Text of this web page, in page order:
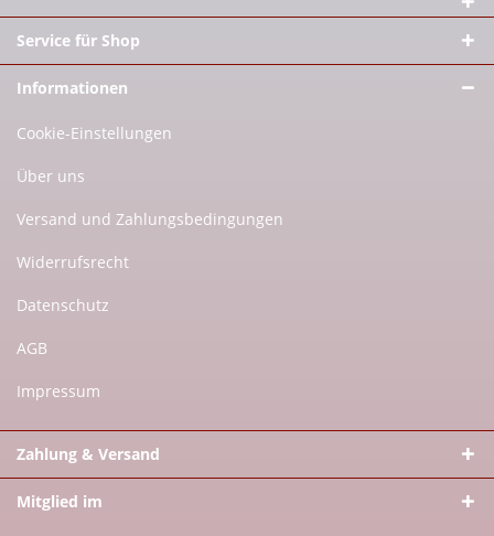
Service für Shop
Informationen
Cookie-Einstellungen
Über uns
Versand und Zahlungsbedingungen
Widerrufsrecht
Datenschutz
AGB
Impressum
Zahlung & Versand
Mitglied im